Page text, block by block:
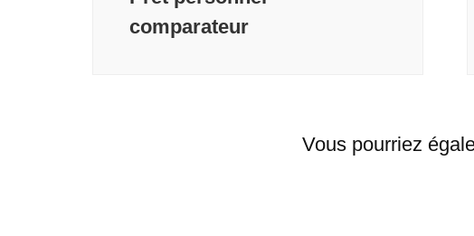
comparateur
Vous pourriez